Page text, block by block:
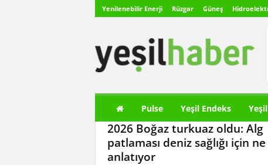
Yenilenebilir Enerji Rüzgar Güneş
ş
Pulse Yeşil Endeks
2026 Boğaz turkuaz oldu: Alg
patlaması deniz sağlığı için ne
anlatıyor